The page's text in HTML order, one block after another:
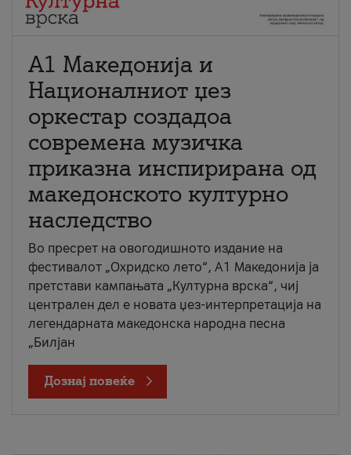
А1 Македонија и
Националниот џез
оркестар создадоа
современа музичка
приказна инспирирана од
македонското културно
наследство
Во пресрет на овогодишното издание на
фестивалот „Охридско лето“, А1 Македонија ја
претстави кампањата „Културна врска“, чиј
централен дел е новата џез-интерпретација на
легендарната македонска народна песна
„Билјан
Дознај повеќе